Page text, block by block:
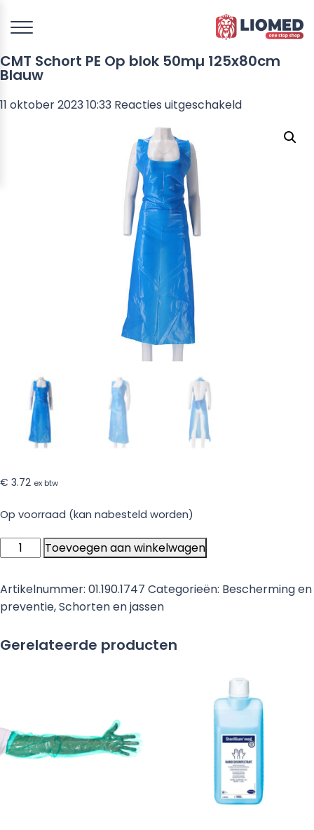
CMT Schort PE Op blok 50mµ 125x80cm
Blauw
11 oktober 2023 10:33 Reacties uitgeschakeldvoor
€ 3.72 ex btw
Op voorraad (kan nabesteld worden)
CMT
Schort
Op
blok
125x80cm
Toevoegen aan winkelwagen
Artikelnummer: 01.190.1747 Categorieën: Bescherming en
preventie,Schorten en jassen
Gerelateerde producten